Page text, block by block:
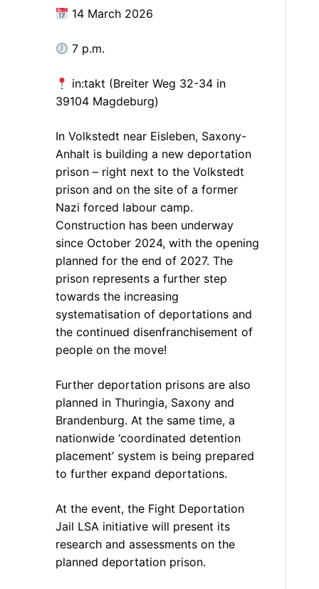
14 March 2026
7 p.m.
in:takt (Breiter Weg 32-34 in
39104 Magdeburg)
In Volkstedt near Eisleben, Saxony-
Anhalt is building a new deportation
prison – right next to the Volkstedt
prison and on the site of a former
Nazi forced labour camp.
Construction has been underway
since October 2024, with the opening
planned for the end of 2027. The
prison represents a further step
towards the increasing
systematisation of deportations and
the continued disenfranchisement of
people on the move!
Further deportation prisons are also
planned in Thuringia, Saxony and
Brandenburg. At the same time, a
nationwide ‘coordinated detention
placement’ system is being prepared
to further expand deportations.
At the event, the Fight Deportation
Jail LSA initiative will present its
research and assessments on the
planned deportation prison.